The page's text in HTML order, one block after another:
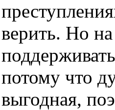
верить. Но
потому что
выгодная,